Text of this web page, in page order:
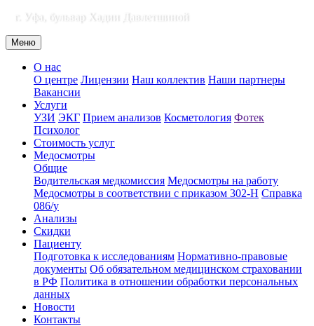
г. Уфа, бульвар Хадии Давлетшиной
Меню
О нас
О центре Лицензии Наш коллектив Наши партнеры
Вакансии
Услуги
УЗИ ЭКГ Прием анализов Косметология Фотек
Психолог
Стоимость услуг
Медосмотры
Общие
Водительская медкомиссия Медосмотры на работу
Медосмотры в соответствии с приказом 302-Н Справка
086/у
Анализы
Скидки
Пациенту
Подготовка к исследованиям Нормативно-правовые
документы Об обязательном медицинском страховании
в РФ Политика в отношении обработки персональных
данных
Новости
Контакты